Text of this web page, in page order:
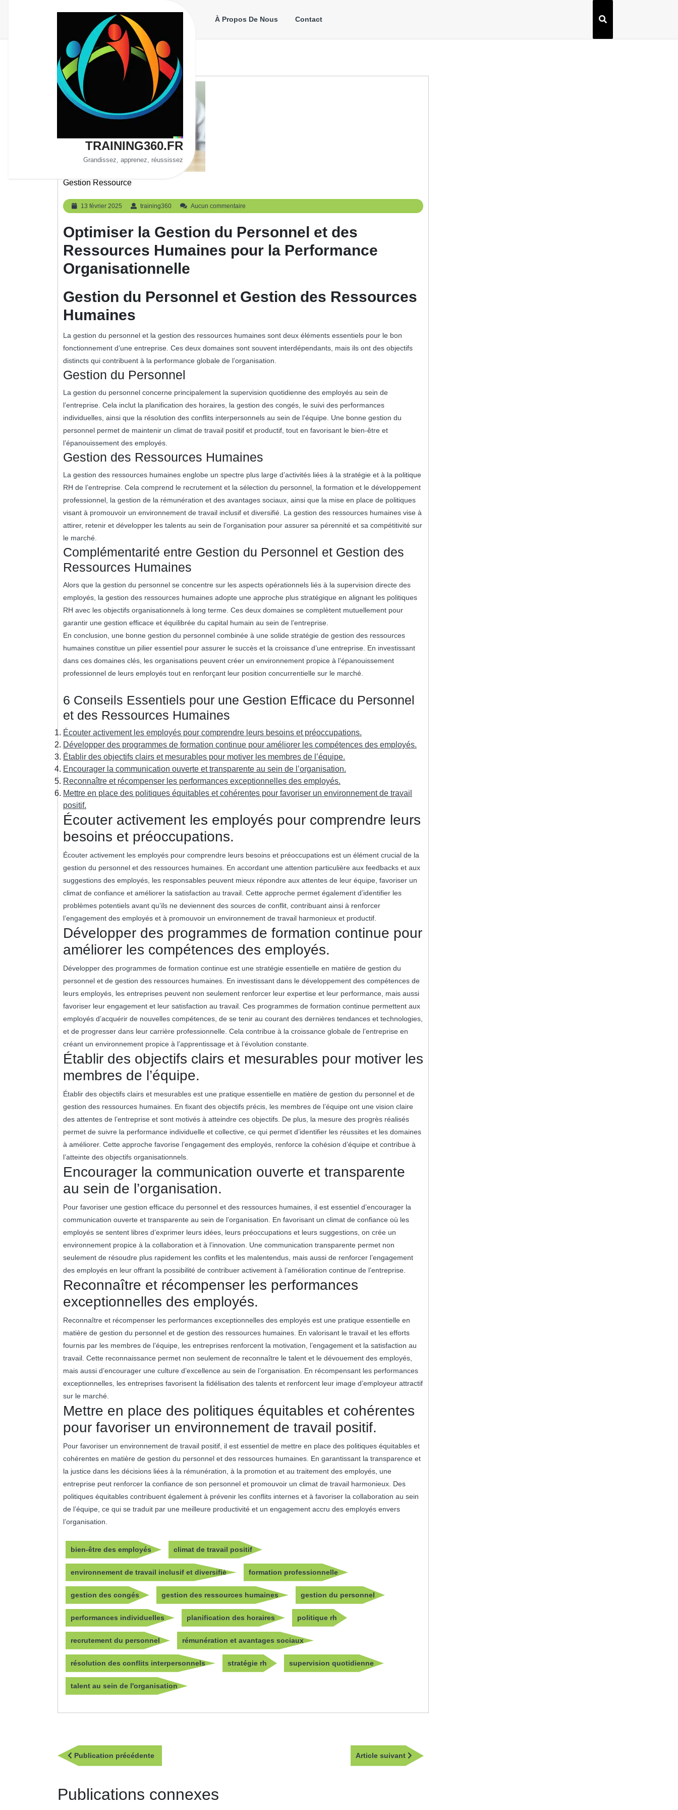
TRAINING360.FR
Grandissez, apprenez, réussissez
À Propos De Nous Contact
Gestion Ressource
13 février 2025
13
février
training360 training360
Aucun commentaire
Optimiser la Gestion du Personnel et des
Ressources Humaines pour la Performance
Organisationnelle
Gestion du Personnel et Gestion des Ressources
Humaines
La gestion du personnel et la gestion des ressources humaines sont deux éléments essentiels pour le bon
fonctionnement d’une entreprise. Ces deux domaines sont souvent interdépendants, mais ils ont des objectifs
distincts qui contribuent à la performance globale de l’organisation.
Gestion du Personnel
La gestion du personnel concerne principalement la supervision quotidienne des employés au sein de
l’entreprise. Cela inclut la planification des horaires, la gestion des congés, le suivi des performances
individuelles, ainsi que la résolution des conflits interpersonnels au sein de l’équipe. Une bonne gestion du
personnel permet de maintenir un climat de travail positif et productif, tout en favorisant le bien-être et
l’épanouissement des employés.
Gestion des Ressources Humaines
La gestion des ressources humaines englobe un spectre plus large d’activités liées à la stratégie et à la politique
RH de l’entreprise. Cela comprend le recrutement et la sélection du personnel, la formation et le développement
professionnel, la gestion de la rémunération et des avantages sociaux, ainsi que la mise en place de politiques
visant à promouvoir un environnement de travail inclusif et diversifié. La gestion des ressources humaines vise à
attirer, retenir et développer les talents au sein de l’organisation pour assurer sa pérennité et sa compétitivité sur
le marché.
Complémentarité entre Gestion du Personnel et Gestion des
Ressources Humaines
Alors que la gestion du personnel se concentre sur les aspects opérationnels liés à la supervision directe des
employés, la gestion des ressources humaines adopte une approche plus stratégique en alignant les politiques
RH avec les objectifs organisationnels à long terme. Ces deux domaines se complètent mutuellement pour
garantir une gestion efficace et équilibrée du capital humain au sein de l’entreprise.
En conclusion, une bonne gestion du personnel combinée à une solide stratégie de gestion des ressources
humaines constitue un pilier essentiel pour assurer le succès et la croissance d’une entreprise. En investissant
dans ces domaines clés, les organisations peuvent créer un environnement propice à l’épanouissement
professionnel de leurs employés tout en renforçant leur position concurrentielle sur le marché.
6 Conseils Essentiels pour une Gestion Efficace du Personnel
et des Ressources Humaines
Écouter activement les employés pour comprendre leurs besoins et préoccupations.
Développer des programmes de formation continue pour améliorer les compétences des employés.
Établir des objectifs clairs et mesurables pour motiver les membres de l’équipe.
Encourager la communication ouverte et transparente au sein de l’organisation.
Reconnaître et récompenser les performances exceptionnelles des employés.
Mettre en place des politiques équitables et cohérentes pour favoriser un environnement de travail
positif.
Écouter activement les employés pour comprendre leurs
besoins et préoccupations.
Écouter activement les employés pour comprendre leurs besoins et préoccupations est un élément crucial de la
gestion du personnel et des ressources humaines. En accordant une attention particulière aux feedbacks et aux
suggestions des employés, les responsables peuvent mieux répondre aux attentes de leur équipe, favoriser un
climat de confiance et améliorer la satisfaction au travail. Cette approche permet également d’identifier les
problèmes potentiels avant qu’ils ne deviennent des sources de conflit, contribuant ainsi à renforcer
l’engagement des employés et à promouvoir un environnement de travail harmonieux et productif.
Développer des programmes de formation continue pour
améliorer les compétences des employés.
Développer des programmes de formation continue est une stratégie essentielle en matière de gestion du
personnel et de gestion des ressources humaines. En investissant dans le développement des compétences de
leurs employés, les entreprises peuvent non seulement renforcer leur expertise et leur performance, mais aussi
favoriser leur engagement et leur satisfaction au travail. Ces programmes de formation continue permettent aux
employés d’acquérir de nouvelles compétences, de se tenir au courant des dernières tendances et technologies,
et de progresser dans leur carrière professionnelle. Cela contribue à la croissance globale de l’entreprise en
créant un environnement propice à l’apprentissage et à l’évolution constante.
Établir des objectifs clairs et mesurables pour motiver les
membres de l’équipe.
Établir des objectifs clairs et mesurables est une pratique essentielle en matière de gestion du personnel et de
gestion des ressources humaines. En fixant des objectifs précis, les membres de l’équipe ont une vision claire
des attentes de l’entreprise et sont motivés à atteindre ces objectifs. De plus, la mesure des progrès réalisés
permet de suivre la performance individuelle et collective, ce qui permet d’identifier les réussites et les domaines
à améliorer. Cette approche favorise l’engagement des employés, renforce la cohésion d’équipe et contribue à
l’atteinte des objectifs organisationnels.
Encourager la communication ouverte et transparente
au sein de l’organisation.
Pour favoriser une gestion efficace du personnel et des ressources humaines, il est essentiel d’encourager la
communication ouverte et transparente au sein de l’organisation. En favorisant un climat de confiance où les
employés se sentent libres d’exprimer leurs idées, leurs préoccupations et leurs suggestions, on crée un
environnement propice à la collaboration et à l’innovation. Une communication transparente permet non
seulement de résoudre plus rapidement les conflits et les malentendus, mais aussi de renforcer l’engagement
des employés en leur offrant la possibilité de contribuer activement à l’amélioration continue de l’entreprise.
Reconnaître et récompenser les performances
exceptionnelles des employés.
Reconnaître et récompenser les performances exceptionnelles des employés est une pratique essentielle en
matière de gestion du personnel et de gestion des ressources humaines. En valorisant le travail et les efforts
fournis par les membres de l’équipe, les entreprises renforcent la motivation, l’engagement et la satisfaction au
travail. Cette reconnaissance permet non seulement de reconnaître le talent et le dévouement des employés,
mais aussi d’encourager une culture d’excellence au sein de l’organisation. En récompensant les performances
exceptionnelles, les entreprises favorisent la fidélisation des talents et renforcent leur image d’employeur attractif
sur le marché.
Mettre en place des politiques équitables et cohérentes
pour favoriser un environnement de travail positif.
Pour favoriser un environnement de travail positif, il est essentiel de mettre en place des politiques équitables et
cohérentes en matière de gestion du personnel et des ressources humaines. En garantissant la transparence et
la justice dans les décisions liées à la rémunération, à la promotion et au traitement des employés, une
entreprise peut renforcer la confiance de son personnel et promouvoir un climat de travail harmonieux. Des
politiques équitables contribuent également à prévenir les conflits internes et à favoriser la collaboration au sein
de l’équipe, ce qui se traduit par une meilleure productivité et un engagement accru des employés envers
l’organisation.
bien-être des employés climat de travail positif
environnement de travail inclusif et diversifié formation professionnelle
gestion des congés gestion des ressources humaines gestion du personnel
performances individuelles planification des horaires politique rh
recrutement du personnel rémunération et avantages sociaux
résolution des conflits interpersonnels stratégie rh supervision quotidienne
talent au sein de l'organisation
Navigation
de
l’article
Publication précédentePublication
précédente
Article suivant
Article
Publications connexes